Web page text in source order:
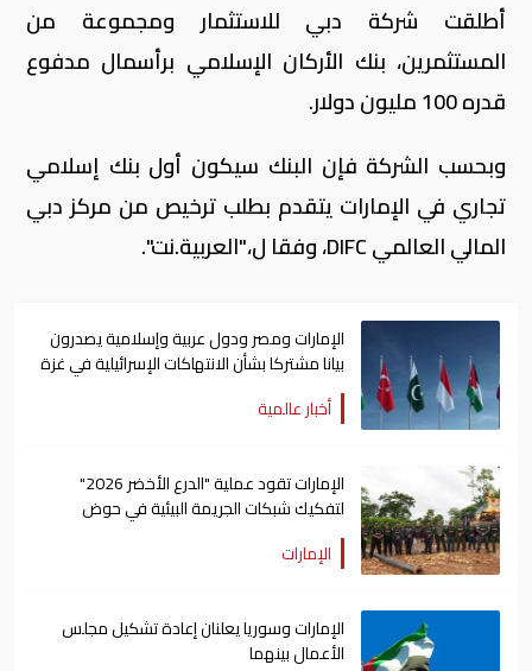
أطلقت شركة دبي للاستثمار ومجموعة من
المستثمرين، بنك الأركان الإسلامي برأسمال مدفوع
قدره 100 مليون دولار.
وبحسب الشركة فإن البنك سيكون أول بنك إسلامي
تجاري في الإمارات يتقدم بطلب ترخيص من مركز دبي
المالي العالمي DIFC، وفقا ل،"العربية.نت".
الإمارات ومصر ودول عربية وإسلامية يصدرون
بيانا مشتركا بشأن الانتهاكات الإسرائيلية في غزة
أخبار عالمية
الإمارات تقود عملية "الدرع الأخضر 2026"
لتفكيك شبكات الجريمة البيئية في حوض
الأمازون
الإمارات
الإمارات وسوريا يعلنان إعادة تشكيل مجلس
الأعمال بينهما